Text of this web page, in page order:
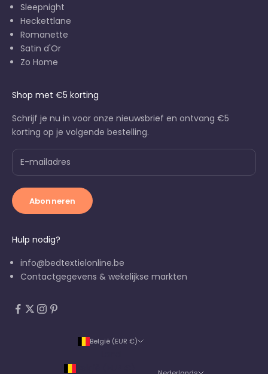
Sleepnight
Heckettlane
Romanette
Satin d'Or
Zo Home
Shop met €5 korting
Schrijf je nu in voor onze nieuwsbrief en ontvang €5
korting op je volgende bestelling.
Abonneren
Hulp nodig?
info@bedtextielonline.be
Contactgegevens & wekelijkse markten
België (EUR €)